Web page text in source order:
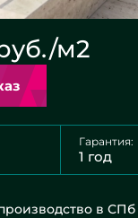
м2
заказ
Гарантия:
1 год
в СПб